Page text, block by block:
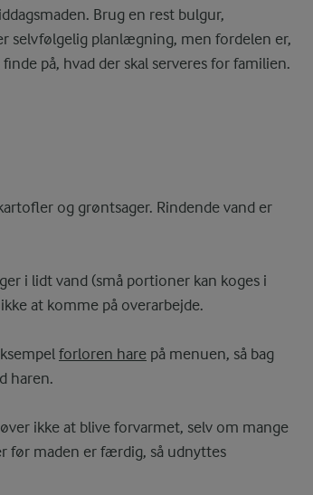
Brug en rest bulgur,
selvfølgelig planlægning, men fordelen er,
på, hvad der skal serveres for familien.
og grøntsager. Rindende vand er
i lidt vand (små portioner kan koges i
at komme på overarbejde.
forloren hare på menuen, så bag
haren.
ikke at blive forvarmet, selv om mange
før maden er færdig, så udnyttes